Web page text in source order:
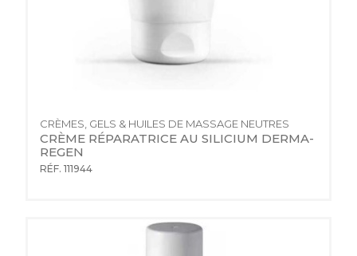
CRÈMES, GELS & HUILES DE MASSAGE NEUTRES
CRÈME RÉPARATRICE AU SILICIUM DERMA-
REGEN
RÉF. 111944